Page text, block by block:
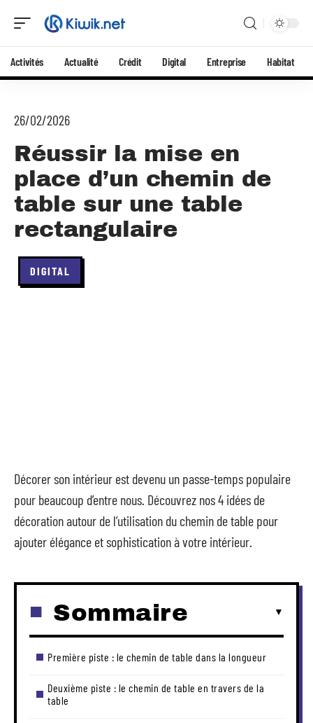
Activités Actualité Crédit Digital Entreprise Habitat
26/02/2026
Réussir la mise en
place d’un chemin de
table sur une table
rectangulaire
DIGITAL
Décorer son intérieur est devenu un passe-temps populaire
pour beaucoup d’entre nous. Découvrez nos 4 idées de
décoration autour de l’utilisation du chemin de table pour
ajouter élégance et sophistication à votre intérieur.
Sommaire
Première piste : le chemin de table dans la longueur
Deuxième piste : le chemin de table en travers de la
table